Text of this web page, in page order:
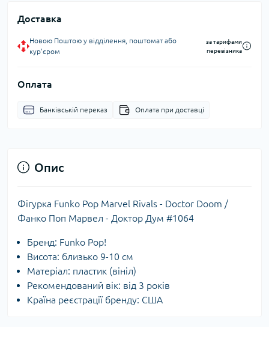
Доставка
Новою Поштою у відділення, поштомат або
кур'єром
за тарифами
перевізника
Оплата
Банківській переказ Оплата при доставці
Опис
Фігурка Funko Pop Marvel Rivals - Doctor Doom /
Фанко Поп Марвел - Доктор Дум #1064
Бренд: Funko Pop!
Висота: близько 9-10 см
Матеріал: пластик (вініл)
Рекомендований вік: від 3 років
Країна реєстрації бренду: США